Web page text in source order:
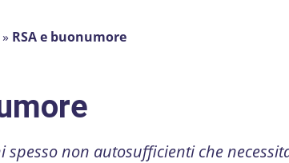
RSA e buonumore
spesso non autosufficienti che